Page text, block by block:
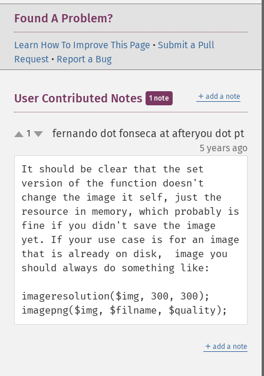
Found A Problem?
Learn How To Improve This Page • Submit a Pull
Request • Report a Bug
＋ add a note
User Contributed Notes 1 note
up
1 fernando dot fonseca at afteryou dot pt
5 years ago
It should be clear that the set
version of the function doesn't
change the image it self, just the
resource in memory, which probably is
fine if you didn't save the image
yet. If your use case is for an image
that is already on disk,  image you
should always do something like:
imageresolution($img, 300, 300);
imagepng($img, $filname, $quality);
＋ add a note